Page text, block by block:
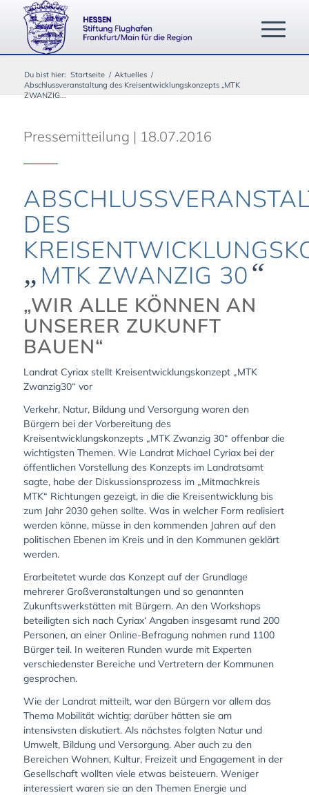
Du bist hier: Startseite / Aktuelles /
Abschlussveranstaltung des Kreisentwicklungskonzepts „MTK
ZWANZIG...
Pressemitteilung | 18.07.2016
DES
„ MTK ZWANZIG 30“
„WIR ALLE KÖNNEN AN
UNSERER ZUKUNFT
BAUEN“
Landrat Cyriax stellt Kreisentwicklungskonzept „MTK
Zwanzig30“ vor
Verkehr, Natur, Bildung und Versorgung waren den
Bürgern bei der Vorbereitung des
Kreisentwicklungskonzepts „MTK Zwanzig 30“ offenbar die
wichtigsten Themen. Wie Landrat Michael Cyriax bei der
öffentlichen Vorstellung des Konzepts im Landratsamt
sagte, habe der Diskussionsprozess im „Mitmachkreis
MTK“ Richtungen gezeigt, in die die Kreisentwicklung bis
zum Jahr 2030 gehen sollte. Was in welcher Form realisiert
werden könne, müsse in den kommenden Jahren auf den
politischen Ebenen im Kreis und in den Kommunen geklärt
werden.
Erarbeitetet wurde das Konzept auf der Grundlage
mehrerer Großveranstaltungen und so genannten
Zukunftswerkstätten mit Bürgern. An den Workshops
beteiligten sich nach Cyriax‘ Angaben insgesamt rund 200
Personen, an einer Online-Befragung nahmen rund 1100
Bürger teil. In weiteren Runden wurde mit Experten
verschiedenster Bereiche und Vertretern der Kommunen
gesprochen.
Wie der Landrat mitteilt, war den Bürgern vor allem das
Thema Mobilität wichtig; darüber hätten sie am
intensivsten diskutiert. Als nächstes folgten Natur und
Umwelt, Bildung und Versorgung. Aber auch zu den
Bereichen Wohnen, Kultur, Freizeit und Engagement in der
Gesellschaft wollten viele etwas beisteuern. Weniger
interessiert waren sie an den Themen Energie und